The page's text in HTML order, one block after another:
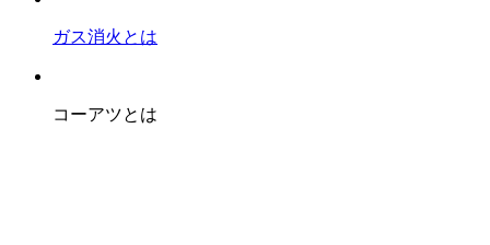
ガス消火とは
コーアツとは